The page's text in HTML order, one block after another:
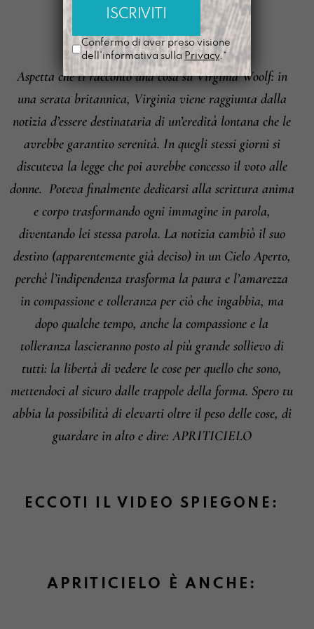
Informazioni su cambi e resi
APRITICIELOÈ
Aspetta che ti racconto una cosa su Virginia Woolf: in
una serata britannica, Virginia viene raggiunta dalla
notizia d’essere destinataria di un’eredità lontana che le
avrebbe garantito serenità. In quegli stessi giorni si
discuteva la legge che poi avrebbe concesso il voto alle
donne. Poteva finalmente dedicarsi alla scrittura anima
e corpo trasformando ogni immagine in parola,
diventando lei stessa parola. La notizia cambiò il suo
destino (apparentemente già deciso) in un Cielo Aperto,
perchè l’indipendenza trasforma la paura e l’amarezza
in compassione e tolleranza per ciò che ingabbia, ma
dopo qualche tempo, anche la compassione e la
tolleranza lascieranno posto al più grande sollievo di
tutti: la libertà di vedere le cose per quello che sono,
mettendoci al sicuro dalle trappole della forma. Spero tu
abbia la possibilità di elevarti oltre il peso delle cose, di
guardare in alto e dire: APRITICIELO
ECCOTI IL VIDEO SPIEGONE:
APRITICIELO È ANCHE:
Confermo di aver preso visione
dell'informativa sulla Privacy.*